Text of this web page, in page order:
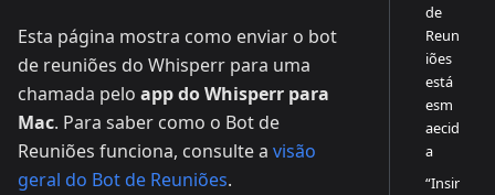
Esta página mostra como enviar o bot
de reuniões do Whisperr para uma
chamada pelo app do Whisperr para
Mac. Para saber como o Bot de
Reuniões funciona, consulte a visão
geral do Bot de Reuniões.
de
Reun
iões
está
esm
aecid
a
“Insir